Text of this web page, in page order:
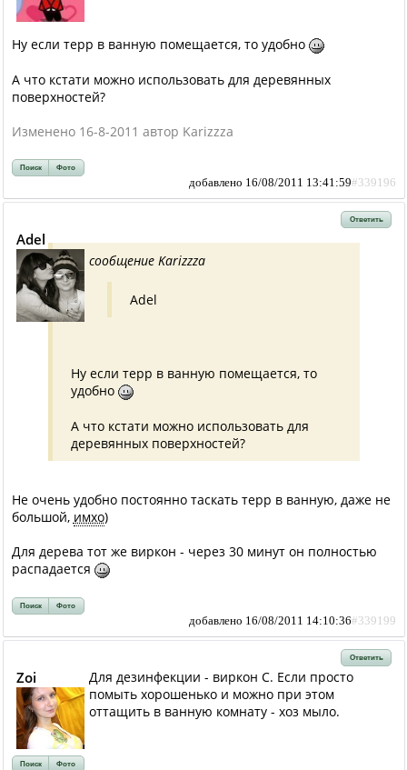
Ну если терр в ванную помещается, то удобно
А что кстати можно использовать для деревянных
поверхностей?
Изменено 16-8-2011 автор Karizzza
Поиск Фото
добавлено 16/08/2011 13:41:59#339196
Ответить
Adel
сообщение Karizzza
Adel
Ну если терр в ванную помещается, то
удобно
А что кстати можно использовать для
деревянных поверхностей?
Не очень удобно постоянно таскать терр в ванную, даже не
большой, имхо)
Для дерева тот же виркон - через 30 минут он полностью
распадается
Поиск Фото
добавлено 16/08/2011 14:10:36#339199
Ответить
Zoi
Для дезинфекции - виркон С. Если просто
помыть хорошенько и можно при этом
оттащить в ванную комнату - хоз мыло.
Поиск Фото